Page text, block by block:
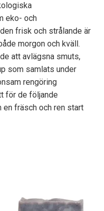
eko- och
frisk och strålande är
morgon och kväll.
att avlägsna smuts,
som samlats under
rengöring
för de följande
en fräsch och ren start